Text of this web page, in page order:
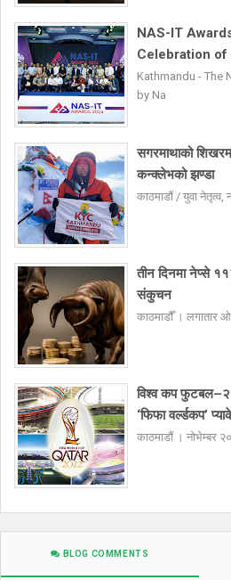
NAS-IT
Celebration of
Kathmandu - The
by Na
सगरमाथाको
कन्क्लेभको झण्डा
काठमाडौं / युवा नेतृत्व,
तीन दिनमा नेप्से
संकुचन
काठमाडौँ । लगातार
विश्व कप
‘फिफा वर्ल्डकप’
काठमाडौं । नोभेम्बर
BLOG COMMENTS